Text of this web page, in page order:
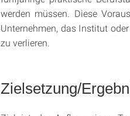
werden müssen. Diese
Unternehmen, das Institut
zu verlieren.
Zielsetzung/